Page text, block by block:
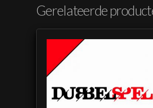
Gerelateerde